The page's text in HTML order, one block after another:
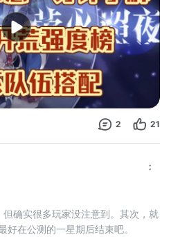
#白荆回廊#白荆回廊1月12日上线
2 21
确实很多玩家没注意到。其次，就
在公测的一星期后结束吧。